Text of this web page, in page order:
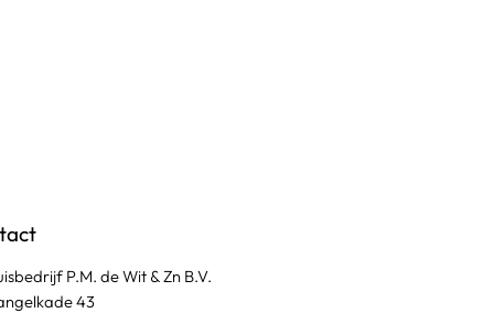
P.M. de Wit & Zn B.V.
43